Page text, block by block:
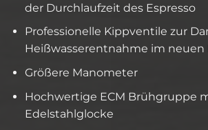
der Durchlaufzeit des Espresso
Professionelle Kippventile zur
Heißwasserentnahme im neuen
Größere Manometer
Hochwertige ECM Brühgruppe
Edelstahlglocke